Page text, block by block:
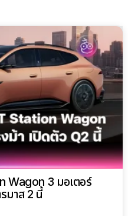
Wagon 3 มอเตอร์
มาส 2 นี้